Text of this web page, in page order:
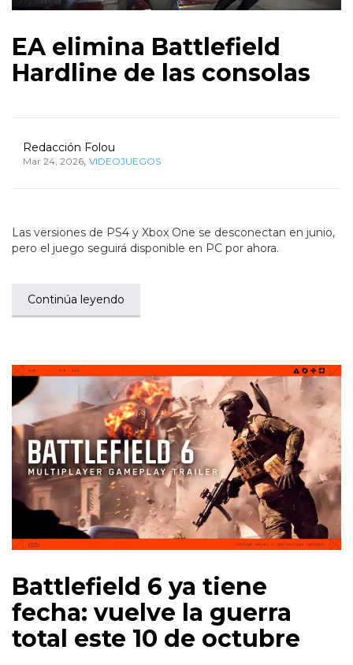
EA elimina Battlefield
Hardline de las consolas
Redacción Folou
Mar 24, 2026, VIDEOJUEGOS
Las versiones de PS4 y Xbox One se desconectan en junio,
pero el juego seguirá disponible en PC por ahora.
Continúa leyendo
Battlefield 6 ya tiene
fecha: vuelve la guerra
total este 10 de octubre